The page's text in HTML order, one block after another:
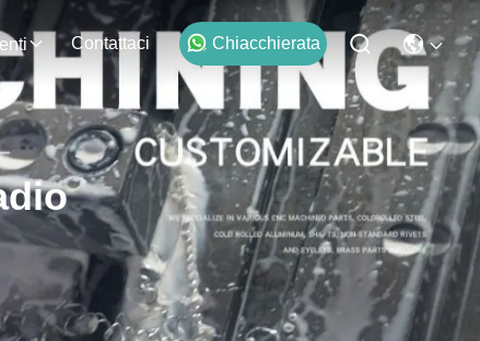
Contattaci Chiacchierata